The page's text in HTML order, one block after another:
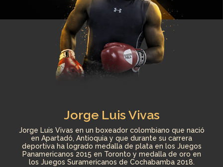
Foto: Colprensa
Jorge Luis Vivas
Jorge Luis Vivas en un boxeador colombiano que nació
en Apartadó, Antioquia y que durante su carrera
deportiva ha logrado medalla de plata en los Juegos
Panamericanos 2015 en Toronto y medalla de oro en
los Juegos Suramericanos de Cochabamba 2018.